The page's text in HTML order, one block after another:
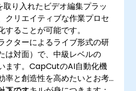
り入れたビデオ編集プラッ
クリエイティブな作業プロセ
ることが可能です。
クターによるライブ形式の研
は対面）で、中級レベルの
ます。CapCutのAI自動化機
率と創造性を高めたいとお考